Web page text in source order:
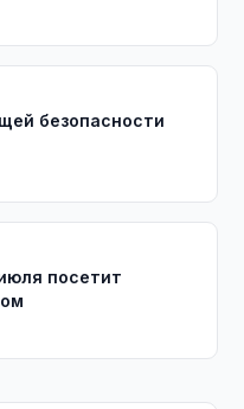
безопасности
посетит